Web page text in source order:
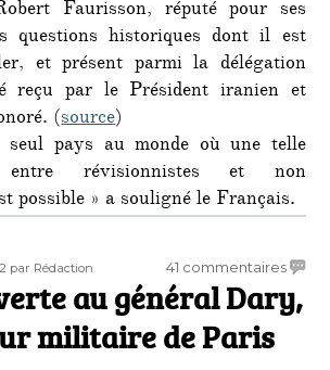
Faurisson, réputé pour ses
questions historiques dont il est
et présent parmi la délégation
reçu par le Président iranien et
(source)
pays au monde où une telle
entre révisionnistes et non
possible » a souligné le Français.
Auteur
par Rédaction 41 commentairessur
Lettre
au général Dary,
militaire de Paris